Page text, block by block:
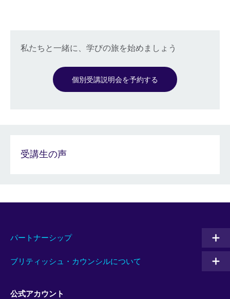
私たちと一緒に、学びの旅を始めましょう
個別受講説明会を予約する
受講生の声
パートナーシップ
ブリティッシュ・カウンシルについて
公式アカウント